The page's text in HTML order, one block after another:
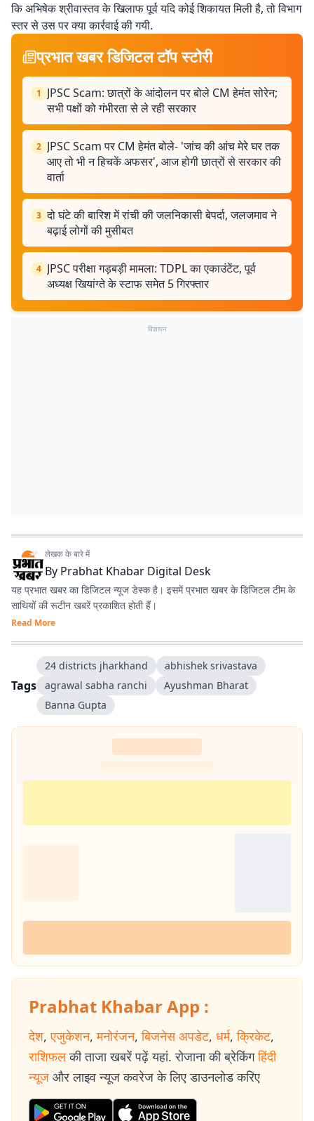
कि अभिषेक श्रीवास्तव के खिलाफ पूर्व यदि कोई शिकायत मिली है, तो विभाग
स्तर से उस पर क्या कार्रवाई की गयी.
प्रभात खबर डिजिटल टॉप स्टोरी
1
JPSC Scam: छात्रों के आंदोलन पर बोले CM हेमंत सोरेन;
सभी पक्षों को गंभीरता से ले रही सरकार
2 JPSC Scam पर CM हेमंत बोले- 'जांच की आंच मेरे घर तक
आए तो भी न हिचकें अफसर', आज होगी छात्रों से सरकार की
वार्ता
3 दो घंटे की बारिश में रांची की जलनिकासी बेपर्दा, जलजमाव ने
बढ़ाई लोगों की मुसीबत
4 JPSC परीक्षा गड़बड़ी मामला: TDPL का एकाउंटेंट, पूर्व
अध्यक्ष खियांग्ते के स्टाफ समेत 5 गिरफ्तार
विज्ञापन
लेखक के बारे में
By Prabhat Khabar Digital Desk
यह प्रभात खबर का डिजिटल न्यूज डेस्क है। इसमें प्रभात खबर के डिजिटल टीम के
साथियों की रूटीन खबरें प्रकाशित होती हैं।
Read More
Tags
24 districts jharkhand
abhishek srivastava
agrawal sabha ranchi
Ayushman Bharat
Banna Gupta
Prabhat Khabar App :
देश, एजुकेशन, मनोरंजन, बिजनेस अपडेट, धर्म, क्रिकेट,
राशिफल की ताजा खबरें पढ़ें यहां. रोजाना की ब्रेकिंग हिंदी
न्यूज और लाइव न्यूज कवरेज के लिए डाउनलोड करिए